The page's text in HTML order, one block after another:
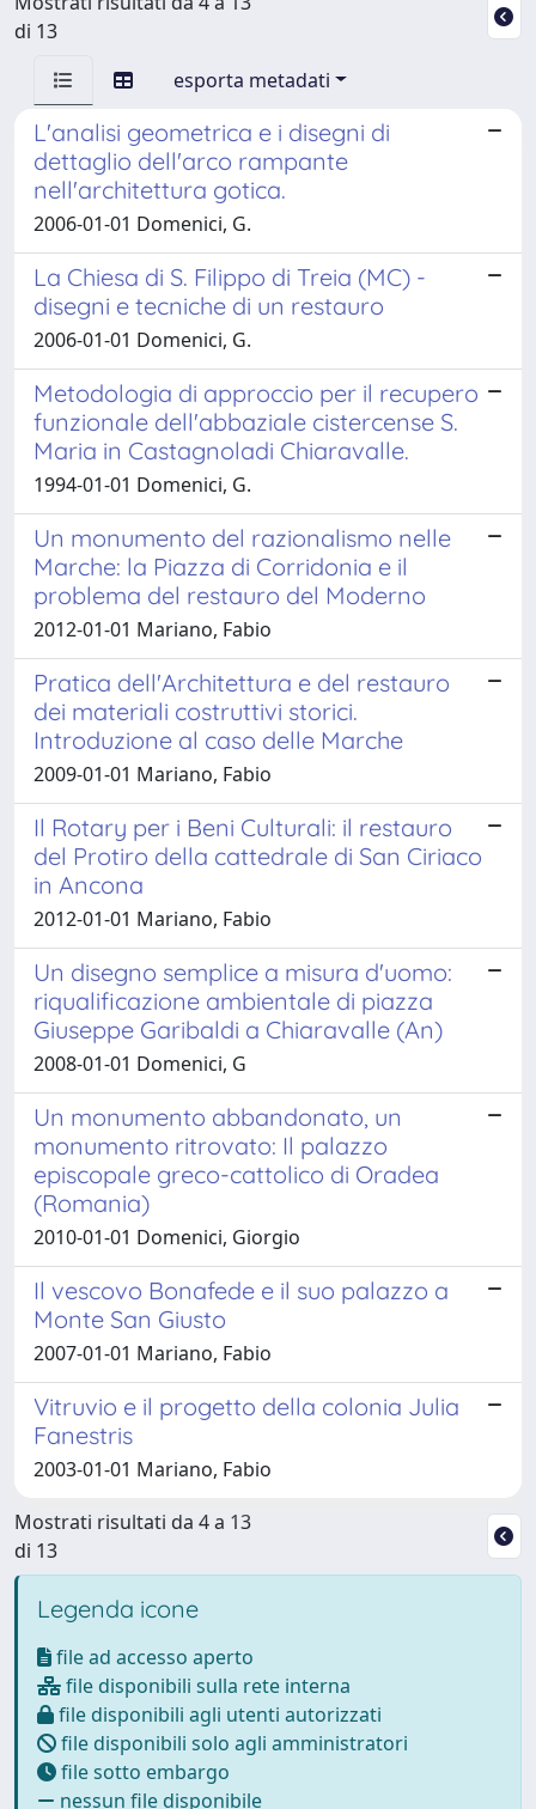
di 13
esporta metadati
L'analisi geometrica e i disegni di
dettaglio dell'arco rampante
nell'architettura gotica.
2006-01-01 Domenici, G.
La Chiesa di S. Filippo di Treia (MC) -
disegni e tecniche di un restauro
2006-01-01 Domenici, G.
Metodologia di approccio per il recupero
funzionale dell'abbaziale cistercense S.
Maria in Castagnoladi Chiaravalle.
1994-01-01 Domenici, G.
Un monumento del razionalismo nelle
Marche: la Piazza di Corridonia e il
problema del restauro del Moderno
2012-01-01 Mariano, Fabio
Pratica dell'Architettura e del restauro
dei materiali costruttivi storici.
Introduzione al caso delle Marche
2009-01-01 Mariano, Fabio
Il Rotary per i Beni Culturali: il restauro
del Protiro della cattedrale di San Ciriaco
in Ancona
2012-01-01 Mariano, Fabio
Un disegno semplice a misura d'uomo:
riqualificazione ambientale di piazza
Giuseppe Garibaldi a Chiaravalle (An)
2008-01-01 Domenici, G
Un monumento abbandonato, un
monumento ritrovato: Il palazzo
episcopale greco-cattolico di Oradea
(Romania)
2010-01-01 Domenici, Giorgio
Il vescovo Bonafede e il suo palazzo a
Monte San Giusto
2007-01-01 Mariano, Fabio
Vitruvio e il progetto della colonia Julia
Fanestris
2003-01-01 Mariano, Fabio
Mostrati risultati da 4 a 13
di 13
Legenda icone
file ad accesso aperto
file disponibili sulla rete interna
file disponibili agli utenti autorizzati
file disponibili solo agli amministratori
file sotto embargo
nessun file disponibile